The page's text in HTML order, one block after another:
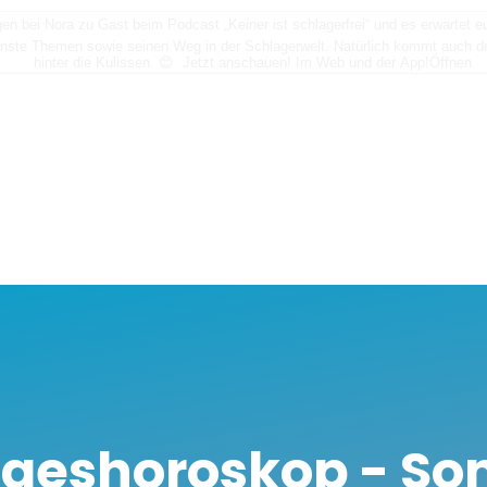
bei Nora zu Gast beim Podcast „Keiner ist schlagerfrei“ und es erwartet
Themen sowie seinen Weg in der Schlagerwelt. Natürlich kommt auch
-